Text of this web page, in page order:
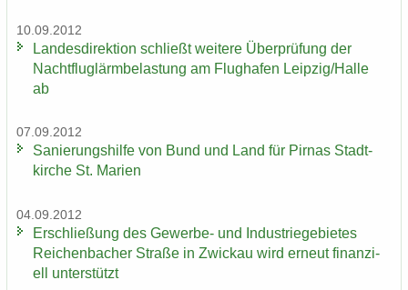
10.09.2012
Lan­des­di­rek­ti­on schließt wei­te­re Über­prü­fung der
Nacht­flug­lärm­be­las­tung am Flug­ha­fen Leip­zig/Halle
ab
07.09.2012
Sa­nie­rungs­hil­fe von Bund und Land für Pirnas Stadt­
kir­che St. Ma­ri­en
04.09.2012
Er­schlie­ßung des Gewerbe-​ und In­dus­trie­ge­bie­tes
Rei­chen­ba­cher Stra­ße in Zwi­ckau wird er­neut fi­nan­zi­
ell un­ter­stützt